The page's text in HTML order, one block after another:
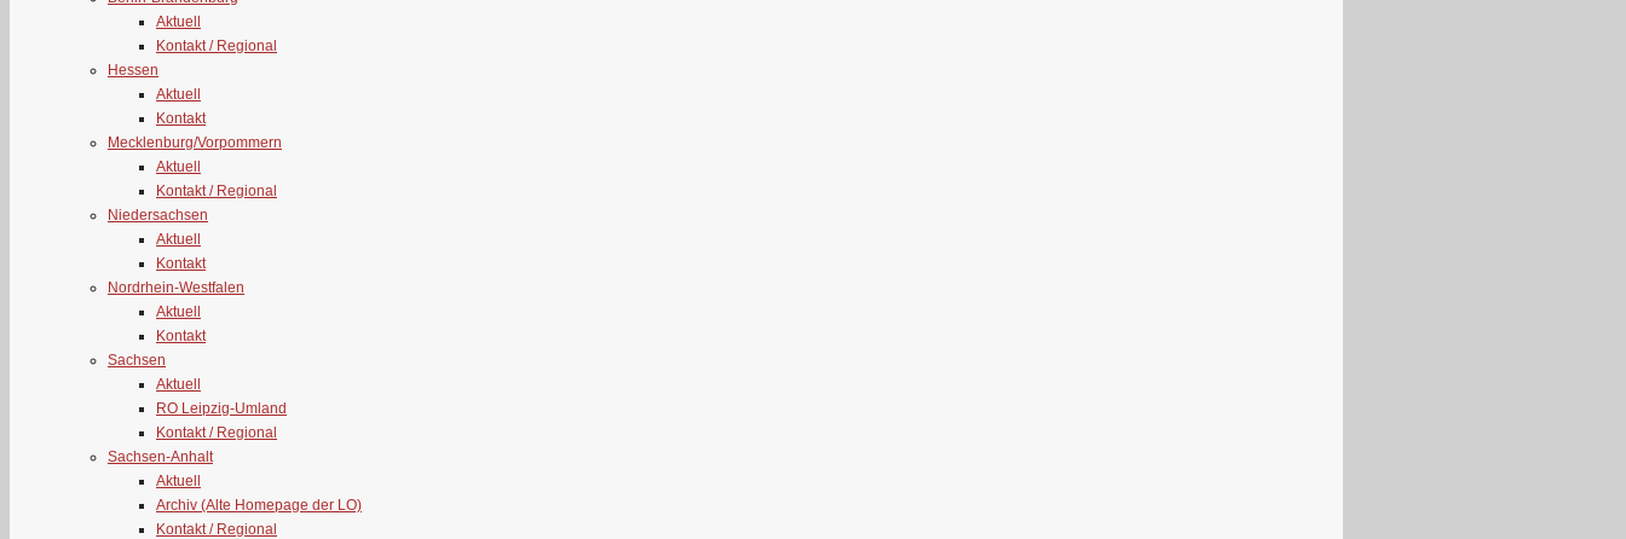
Aktuell
Kontakt / Regional
Hessen
Aktuell
Kontakt
Mecklenburg/Vorpommern
Aktuell
Kontakt / Regional
Niedersachsen
Aktuell
Kontakt
Nordrhein-Westfalen
Aktuell
Kontakt
Sachsen
Aktuell
RO Leipzig-Umland
Kontakt / Regional
Sachsen-Anhalt
Aktuell
Archiv (Alte Homepage der LO)
Kontakt / Regional